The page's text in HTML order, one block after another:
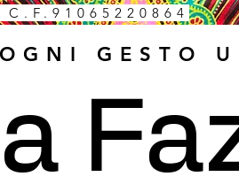
GESTO